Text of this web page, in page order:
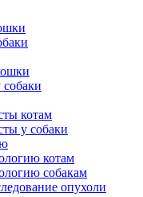
котам
у собаки
котам
собакам
опухоли